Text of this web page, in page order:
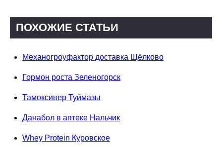
ПОХОЖИЕ СТАТЬИ
Механогроуфактор доставка Щёлково
Гормон роста Зеленогорск
Тамоксивер Туймазы
Данабол в аптеке Нальчик
Whey Protein Куровское